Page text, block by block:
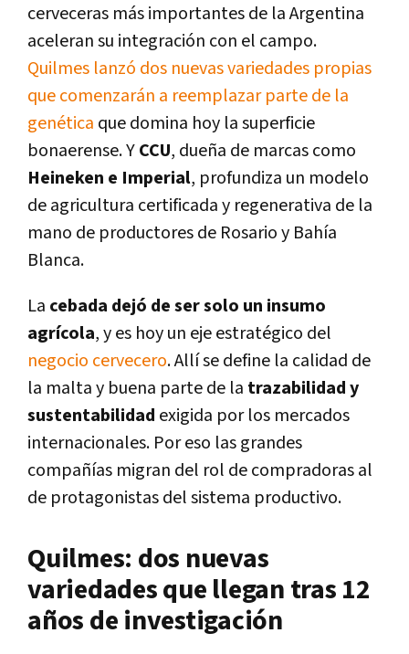
cerveceras más importantes de la Argentina
aceleran su integración con el campo.
Quilmes lanzó dos nuevas variedades propias
que comenzarán a reemplazar parte de la
genética que domina hoy la superficie
bonaerense. YCCU, dueña de marcas como
Heineken e Imperial, profundiza un modelo
de agricultura certificada y regenerativa de la
mano de productores de Rosario y Bahía
Blanca.
La cebada dejó de ser solo un insumo
agrícola, y es hoy un eje estratégico del
negocio cervecero. Allí se define la calidad de
la malta y buena parte de la trazabilidad y
sustentabilidad exigida por los mercados
internacionales. Por eso las grandes
compañías migran del rol de compradoras al
de protagonistas del sistema productivo.
Quilmes: dos nuevas
variedades que llegan tras 12
años de investigación